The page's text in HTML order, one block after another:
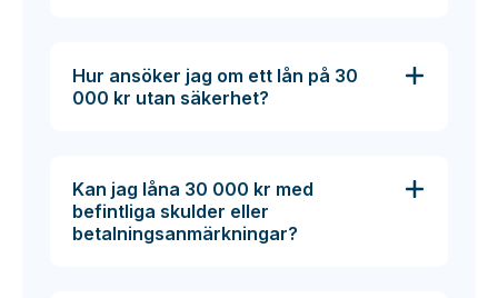
Hur ansöker jag om ett lån på 30
000 kr utan säkerhet?
Kan jag låna 30 000 kr med
befintliga skulder eller
betalningsanmärkningar?